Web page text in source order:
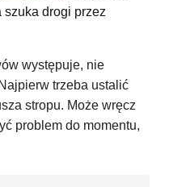
szuka drogi przez
występuje, nie
trzeba ustalić
stropu. Może wręcz
problem do momentu,